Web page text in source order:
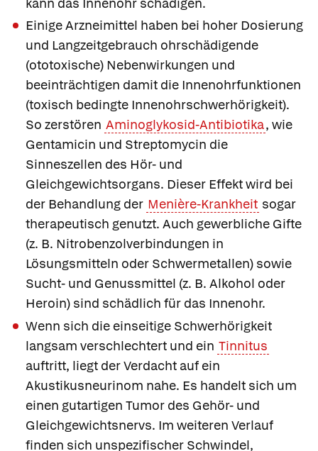
Einige Arzneimittel haben bei hoher Dosierung
und Langzeitgebrauch ohrschädigende
(ototoxische) Nebenwirkungen und
beeinträchtigen damit die Innenohrfunktionen
(toxisch bedingte Innenohrschwerhörigkeit).
So zerstören Aminoglykosid-Antibiotika, wie
Gentamicin und Streptomycin die
Sinneszellen des Hör- und
Gleichgewichtsorgans. Dieser Effekt wird bei
der Behandlung der Menière-Krankheit sogar
therapeutisch genutzt. Auch gewerbliche Gifte
(z. B. Nitrobenzolverbindungen in
Lösungsmitteln oder Schwermetallen) sowie
Sucht- und Genussmittel (z. B. Alkohol oder
Heroin) sind schädlich für das Innenohr.
Wenn sich die einseitige Schwerhörigkeit
langsam verschlechtert und ein Tinnitus
auftritt, liegt der Verdacht auf ein
Akustikusneurinom nahe. Es handelt sich um
einen gutartigen Tumor des Gehör- und
Gleichgewichtsnervs. Im weiteren Verlauf
finden sich unspezifischer Schwindel,